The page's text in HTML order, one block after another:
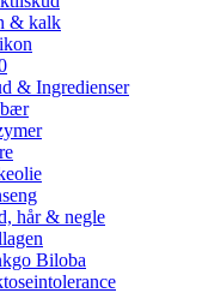
& kalk
& Ingredienser
hår & negle
Biloba